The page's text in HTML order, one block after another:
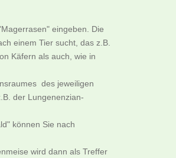
eingeben. Die
einem Tier sucht, das z.B.
Käfern als auch, wie in
des jeweiligen
der Lungenenzian-
können Sie nach
wird dann als Treffer